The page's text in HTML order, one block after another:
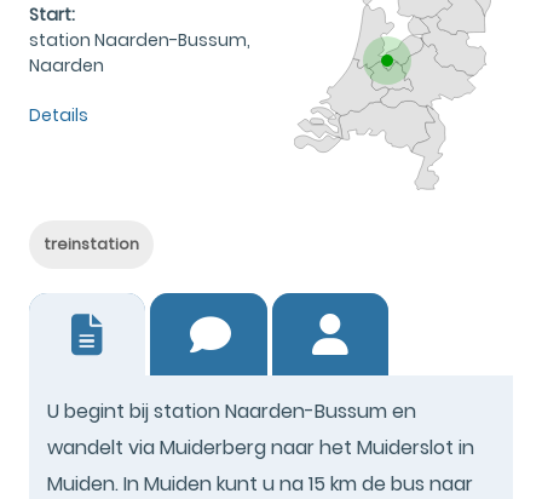
Start:
station Naarden-Bussum,
Naarden
Details
treinstation
U begint bij station Naarden-Bussum en
wandelt via Muiderberg naar het Muiderslot in
Muiden. In Muiden kunt u na 15 km de bus naar